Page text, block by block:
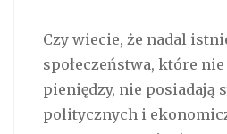
Czy wiecie, że nadal
społeczeństwa, które
pieniędzy, nie posiadają
politycznych i